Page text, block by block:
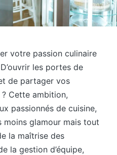
votre passion culinaire
les portes de
de partager vos
Cette ambition,
passionnés de cuisine,
glamour mais tout
la maîtrise des
la gestion d’équipe,